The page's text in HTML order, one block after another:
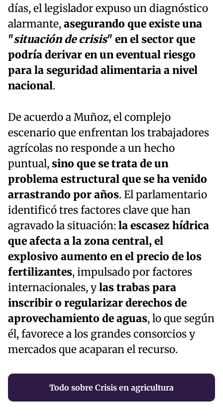
días, el legislador expuso un diagnóstico
alarmante,asegurando que existe una
"situación de crisis" en el sector que
podría derivar en un eventual riesgo
para la seguridad alimentaria a nivel
nacional.
De acuerdo a Muñoz, el complejo
escenario que enfrentan los trabajadores
agrícolas no responde a un hecho
puntual, sino que se trata de un
problema estructural que se ha venido
arrastrando por años. El parlamentario
identificó tres factores clave que han
agravado la situación: la escasez hídrica
que afecta a la zona central, el
explosivo aumento en el precio de los
fertilizantes, impulsado por factores
internacionales, ylas trabas para
inscribir o regularizar derechos de
aprovechamiento de aguas, lo que según
él, favorece a los grandes consorcios y
mercados que acaparan el recurso.
Todo sobre Crisis en agricultura